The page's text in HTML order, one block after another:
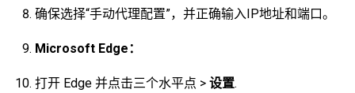
确保选择“手动代理配置”，并正确输入IP地址和端口。
Microsoft Edge：
打开 Edge 并点击三个水平点 > 设置.